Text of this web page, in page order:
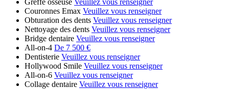
Couronnes Emax Veuillez vous renseigner
Obturation des dents Veuillez vous renseigner
Nettoyage des dents Veuillez vous renseigner
Bridge dentaire Veuillez vous renseigner
All-on-4 De 7 500 €
Dentisterie Veuillez vous renseigner
Hollywood Smile Veuillez vous renseigner
All-on-6 Veuillez vous renseigner
Collage dentaire Veuillez vous renseigner